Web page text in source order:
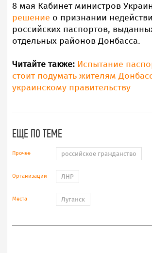
8 мая Кабинет министров
решение о признании
российских паспортов,
отдельных районов Донбасса.
Читайте также: Испытание
стоит подумать жителям
украинскому правительству
ЕЩЕ ПО ТЕМЕ
Прочее российское гражданство
Организации ЛНР
Места Луганск